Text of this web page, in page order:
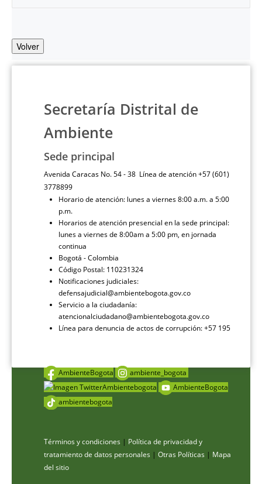
Volver
Secretaría Distrital de
Ambiente
Sede principal
Avenida Caracas No. 54 - 38 Línea de atención +57 (601)
3778899
Horario de atención: lunes a viernes 8:00 a.m. a 5:00
p.m.
Horarios de atención presencial en la sede principal:
lunes a viernes de 8:00am a 5:00 pm, en jornada
continua
Bogotá - Colombia
Código Postal: 110231324
Notificaciones judiciales:
defensajudicial@ambientebogota.gov.co
Servicio a la ciudadanía:
atencionalciudadano@ambientebogota.gov.co
Línea para denuncia de actos de corrupción: +57 195
AmbienteBogota
ambiente_bogota
Ambientebogota
AmbienteBogota
ambientebogota
Términos y condiciones | Política de privacidad y
tratamiento de datos personales | Otras Políticas | Mapa
del sitio